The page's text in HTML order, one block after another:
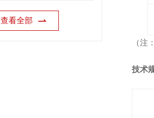
查看全部
（
技术